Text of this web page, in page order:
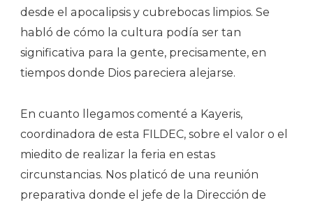
desde el apocalipsis y cubrebocas limpios. Se
habló de cómo la cultura podía ser tan
significativa para la gente, precisamente, en
tiempos donde Dios pareciera alejarse.
En cuanto llegamos comenté a Kayeris,
coordinadora de esta FILDEC, sobre el valor o el
miedito de realizar la feria en estas
circunstancias. Nos platicó de una reunión
preparativa donde el jefe de la Dirección de